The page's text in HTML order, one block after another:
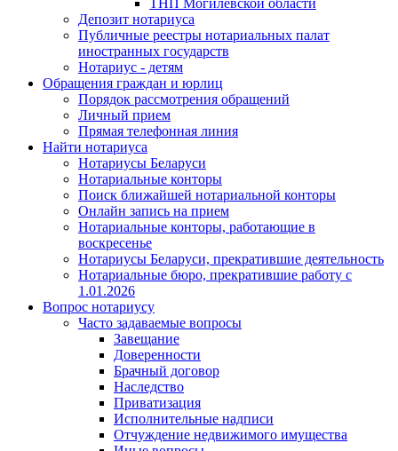
ТНП Могилевской области
Депозит нотариуса
Публичные реестры нотариальных палат
иностранных государств
Нотариус - детям
Обращения граждан и юрлиц
Порядок рассмотрения обращений
Личный прием
Прямая телефонная линия
Найти нотариуса
Нотариусы Беларуси
Нотариальные конторы
Поиск ближайшей нотариальной конторы
Онлайн запись на прием
Нотариальные конторы, работающие в
воскресенье
Нотариусы Беларуси, прекратившие деятельность
Нотариальные бюро, прекратившие работу с
1.01.2026
Вопрос нотариусу
Часто задаваемые вопросы
Завещание
Доверенности
Брачный договор
Наследство
Приватизация
Исполнительные надписи
Отчуждение недвижимого имущества